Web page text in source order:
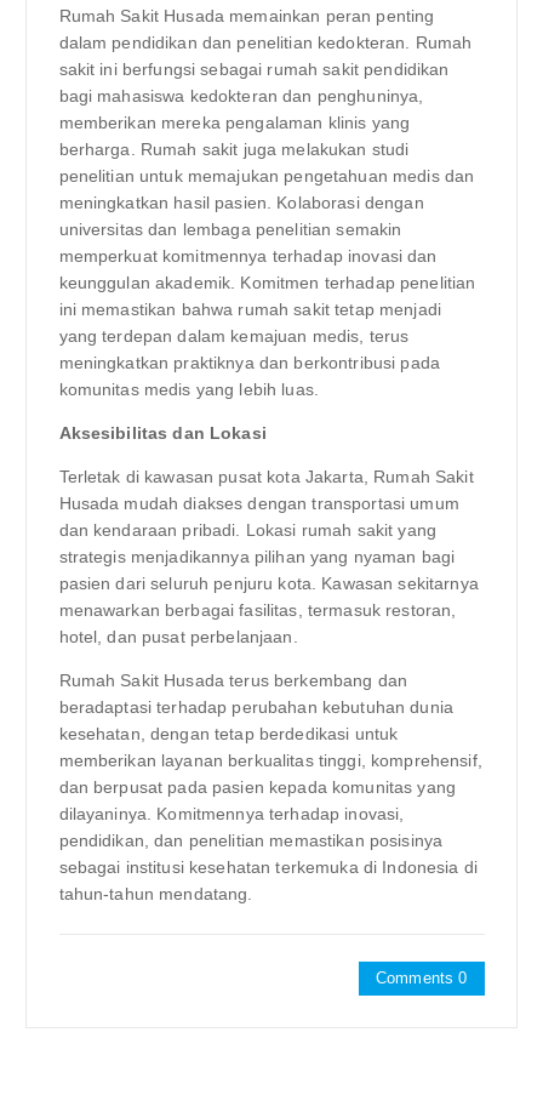
Rumah Sakit Husada memainkan peran penting
dalam pendidikan dan penelitian kedokteran. Rumah
sakit ini berfungsi sebagai rumah sakit pendidikan
bagi mahasiswa kedokteran dan penghuninya,
memberikan mereka pengalaman klinis yang
berharga. Rumah sakit juga melakukan studi
penelitian untuk memajukan pengetahuan medis dan
meningkatkan hasil pasien. Kolaborasi dengan
universitas dan lembaga penelitian semakin
memperkuat komitmennya terhadap inovasi dan
keunggulan akademik. Komitmen terhadap penelitian
ini memastikan bahwa rumah sakit tetap menjadi
yang terdepan dalam kemajuan medis, terus
meningkatkan praktiknya dan berkontribusi pada
komunitas medis yang lebih luas.
Aksesibilitas dan Lokasi
Terletak di kawasan pusat kota Jakarta, Rumah Sakit
Husada mudah diakses dengan transportasi umum
dan kendaraan pribadi. Lokasi rumah sakit yang
strategis menjadikannya pilihan yang nyaman bagi
pasien dari seluruh penjuru kota. Kawasan sekitarnya
menawarkan berbagai fasilitas, termasuk restoran,
hotel, dan pusat perbelanjaan.
Rumah Sakit Husada terus berkembang dan
beradaptasi terhadap perubahan kebutuhan dunia
kesehatan, dengan tetap berdedikasi untuk
memberikan layanan berkualitas tinggi, komprehensif,
dan berpusat pada pasien kepada komunitas yang
dilayaninya. Komitmennya terhadap inovasi,
pendidikan, dan penelitian memastikan posisinya
sebagai institusi kesehatan terkemuka di Indonesia di
tahun-tahun mendatang.
Comments 0